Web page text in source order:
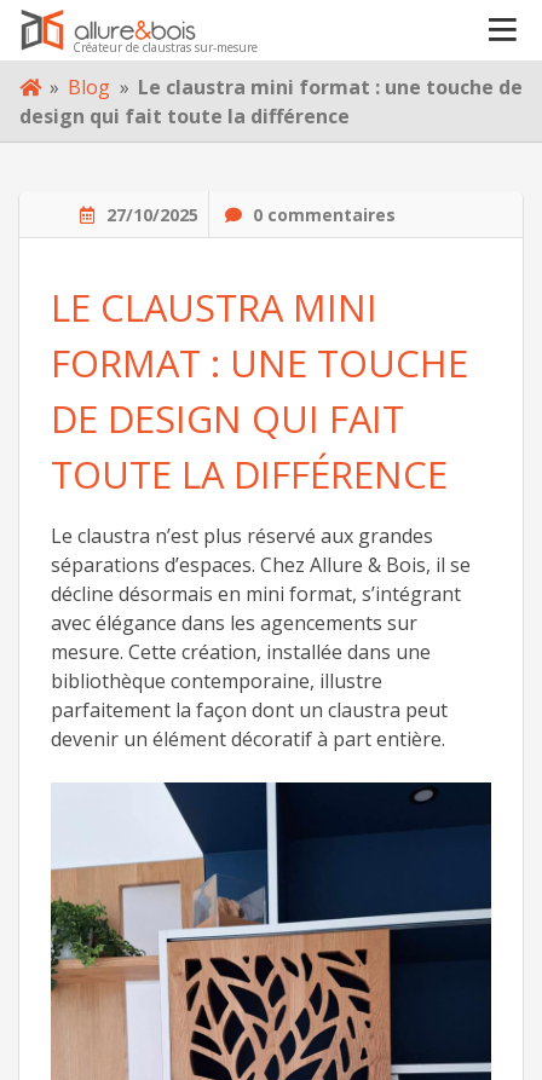
Skip
content
Créateur de claustras sur-mesure
» Blog » Le claustra mini format : une touche de
design qui fait toute la différence
27/10/2025 0 commentaires
LE CLAUSTRA MINI
FORMAT : UNE TOUCHE
DE DESIGN QUI FAIT
TOUTE LA DIFFÉRENCE
Le claustra n’est plus réservé aux grandes
séparations d’espaces. Chez Allure & Bois, il se
décline désormais en mini format, s’intégrant
avec élégance dans les agencements sur
mesure. Cette création, installée dans une
bibliothèque contemporaine, illustre
parfaitement la façon dont un claustra peut
devenir un élément décoratif à part entière.
VOTRE PROJET
À PROPOS
BLOG
CONTACT